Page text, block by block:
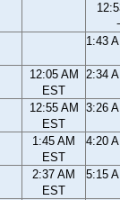
1:43
12:05 AM
EST
2:34
12:55 AM
EST
3:26
1:45 AM
EST
4:20
2:37 AM
EST
5:15